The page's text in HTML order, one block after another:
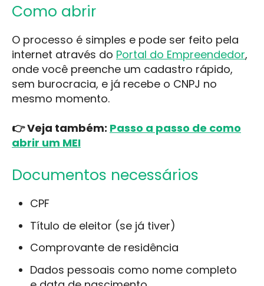
Como abrir
O processo é simples e pode ser feito pela
internet através do Portal do Empreendedor,
onde você preenche um cadastro rápido,
sem burocracia, e já recebe o CNPJ no
mesmo momento.
👉 Veja também: Passo a passo de como
abrir um MEI
Documentos necessários
CPF
Título de eleitor (se já tiver)
Comprovante de residência
Dados pessoais como nome completo